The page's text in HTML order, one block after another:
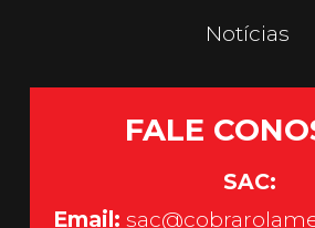
Notícias
FALE
SAC:
Email: